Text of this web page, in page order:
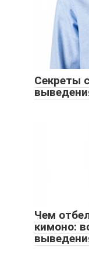
Секреты
Чем
кимоно: